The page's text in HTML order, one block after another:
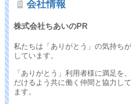
会社情報
株式会社ちあいのPR
私たちは「ありがとう」の気持ち
しています。
「ありがとう」利用者様に満足を
だけるよう共に働く仲間と協力し
ます。